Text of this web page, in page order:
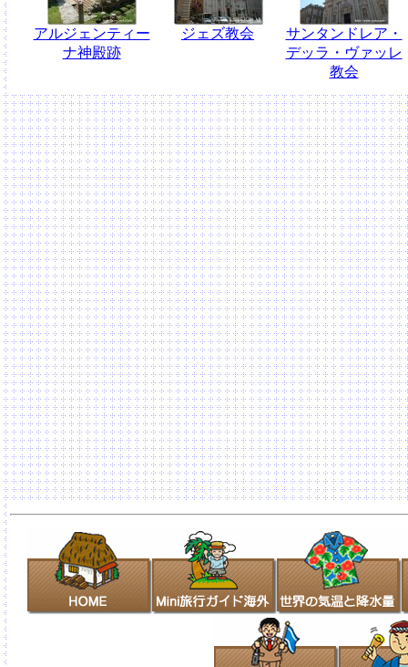
アルジェンティー
ナ神殿跡
ジェズ教会
サンタンドレア・
デッラ・ヴァッレ
教会